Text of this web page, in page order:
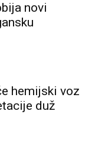
novi
hemijski voz
duž